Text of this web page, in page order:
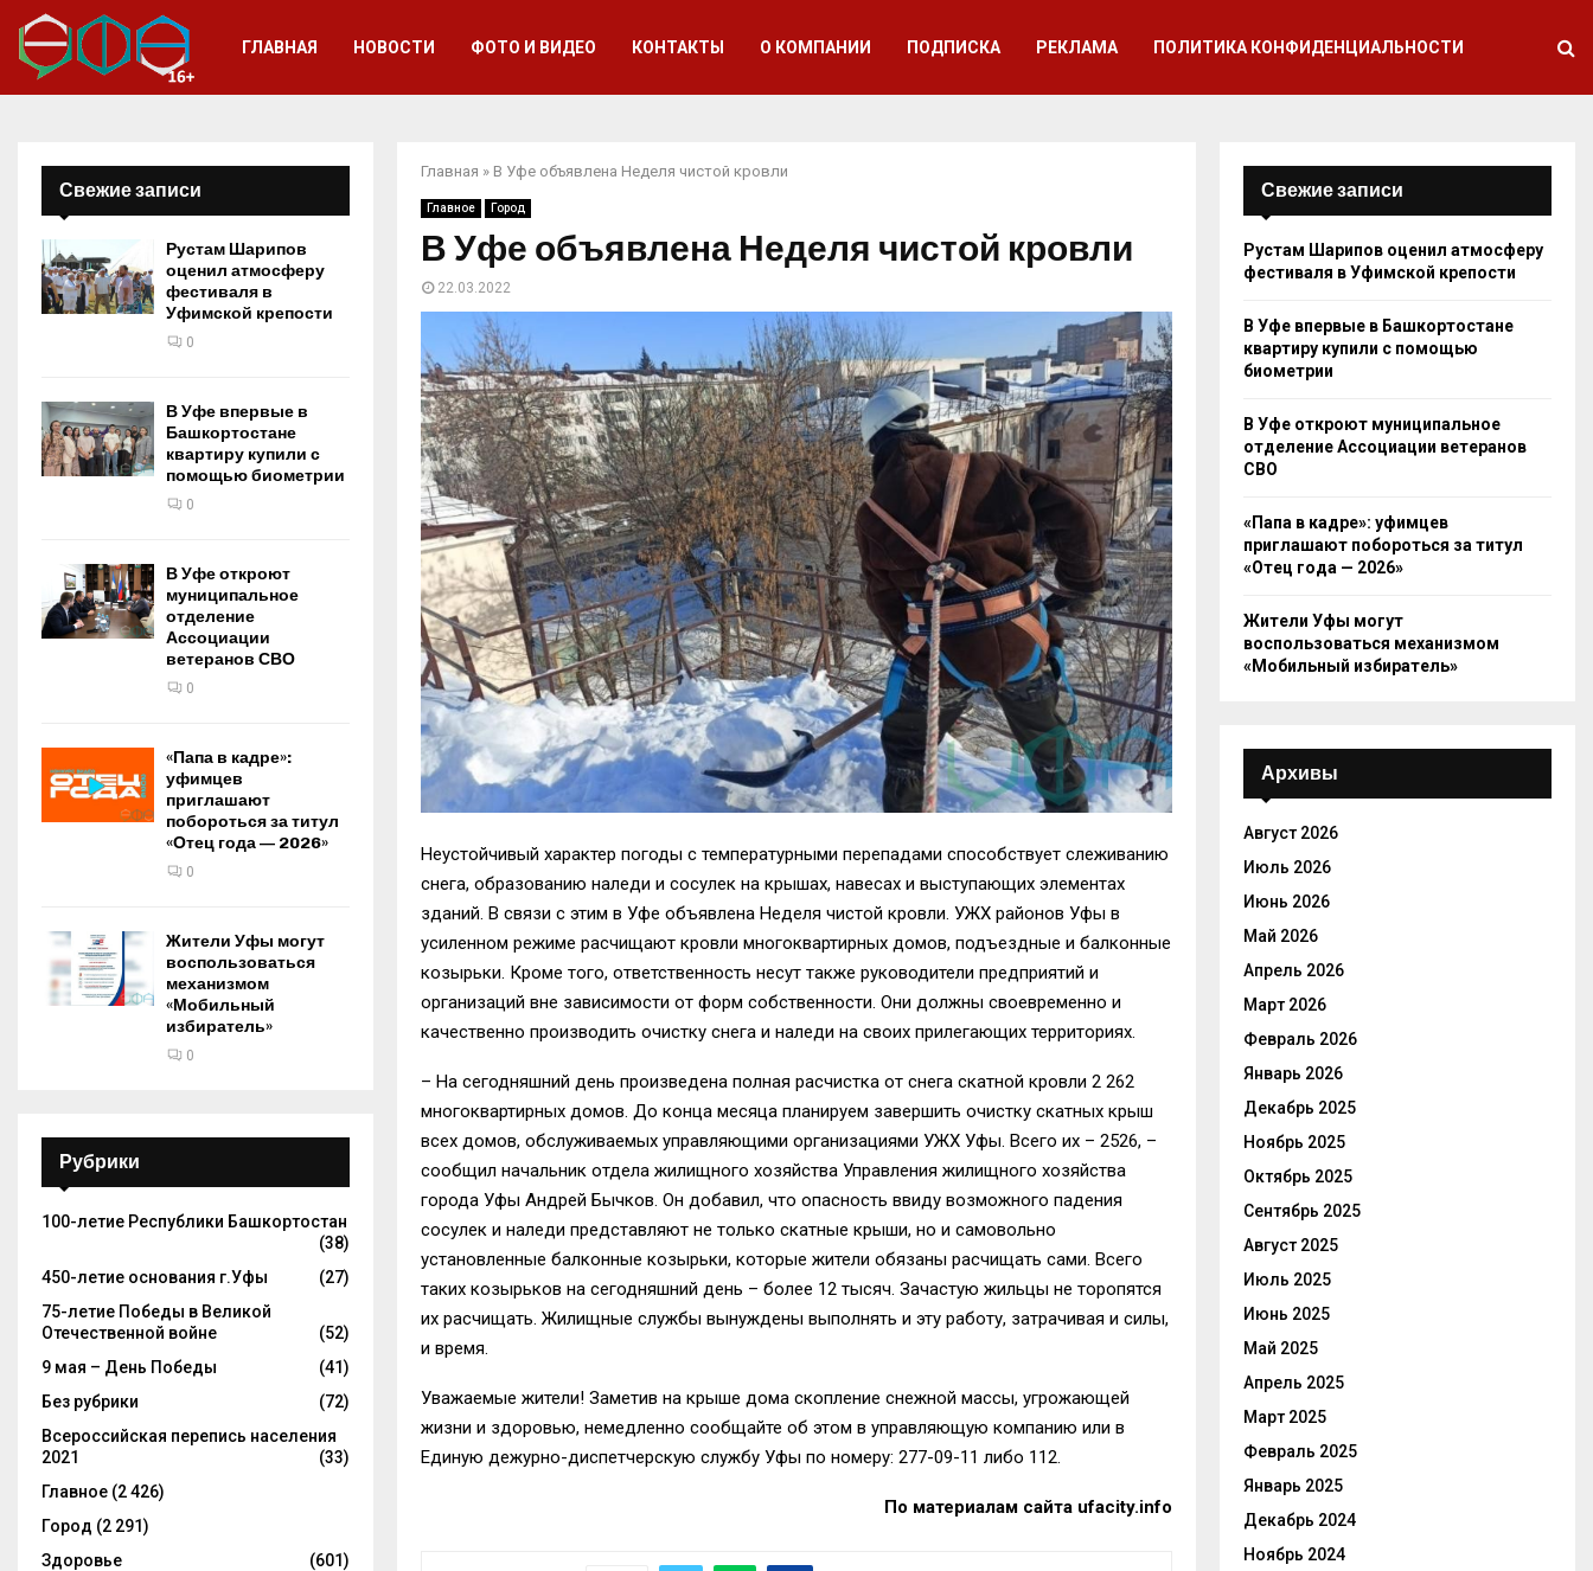
ГЛАВНАЯ НОВОСТИ ФОТО И ВИДЕО КОНТАКТЫ О КОМПАНИИ ПОДПИСКА РЕКЛАМА ПОЛИТИКА КОНФИДЕНЦИАЛЬНОСТИ
Главная » В Уфе объявлена Неделя чистой кровли
Главное Город
В Уфе объявлена Неделя чистой кровли
22.03.2022
Неустойчивый характер погоды с температурными перепадами способствует слеживанию
снега, образованию наледи и сосулек на крышах, навесах и выступающих элементах
зданий. В связи с этим в Уфе объявлена Неделя чистой кровли. УЖХ районов Уфы в
усиленном режиме расчищают кровли многоквартирных домов, подъездные и балконные
козырьки. Кроме того, ответственность несут также руководители предприятий и
организаций вне зависимости от форм собственности. Они должны своевременно и
качественно производить очистку снега и наледи на своих прилегающих территориях.
– На сегодняшний день произведена полная расчистка от снега скатной кровли 2 262
многоквартирных домов. До конца месяца планируем завершить очистку скатных крыш
всех домов, обслуживаемых управляющими организациями УЖХ Уфы. Всего их – 2526, –
сообщил начальник отдела жилищного хозяйства Управления жилищного хозяйства
города Уфы Андрей Бычков. Он добавил, что опасность ввиду возможного падения
сосулек и наледи представляют не только скатные крыши, но и самовольно
установленные балконные козырьки, которые жители обязаны расчищать сами. Всего
таких козырьков на сегодняшний день – более 12 тысяч. Зачастую жильцы не торопятся
их расчищать. Жилищные службы вынуждены выполнять и эту работу, затрачивая и силы,
и время.
Уважаемые жители! Заметив на крыше дома скопление снежной массы, угрожающей
жизни и здоровью, немедленно сообщайте об этом в управляющую компанию или в
Единую дежурно-диспетчерскую службу Уфы по номеру: 277-09-11 либо 112.
По материалам сайта ufacity.info
Свежие записи
Рустам Шарипов
оценил атмосферу
фестиваля в
Уфимской крепости
0
В Уфе впервые в
Башкортостане
квартиру купили с
помощью биометрии
0
В Уфе откроют
муниципальное
отделение
Ассоциации
ветеранов СВО
0
«Папа в кадре»:
уфимцев
приглашают
побороться за титул
«Отец года — 2026»
0
Жители Уфы могут
воспользоваться
механизмом
«Мобильный
избиратель»
0
Рубрики
100-летие Республики Башкортостан
(38)
450-летие основания г.Уфы
(27)
75-летие Победы в Великой
Отечественной войне
(52)
9 мая – День Победы
(41)
Без рубрики
(72)
Всероссийская перепись населения
2021
(33)
Главное (2 426)
Город (2 291)
Здоровье
(601)
Свежие записи
Рустам Шарипов оценил атмосферу
фестиваля в Уфимской крепости
В Уфе впервые в Башкортостане
квартиру купили с помощью
биометрии
В Уфе откроют муниципальное
отделение Ассоциации ветеранов
СВО
«Папа в кадре»: уфимцев
приглашают побороться за титул
«Отец года — 2026»
Жители Уфы могут
воспользоваться механизмом
«Мобильный избиратель»
Архивы
Август 2026
Июль 2026
Июнь 2026
Май 2026
Апрель 2026
Март 2026
Февраль 2026
Январь 2026
Декабрь 2025
Ноябрь 2025
Октябрь 2025
Сентябрь 2025
Август 2025
Июль 2025
Июнь 2025
Май 2025
Апрель 2025
Март 2025
Февраль 2025
Январь 2025
Декабрь 2024
Ноябрь 2024